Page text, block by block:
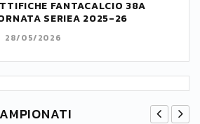
FANTACALCIO 38A
SERIEA 2025-26
28/05/2026